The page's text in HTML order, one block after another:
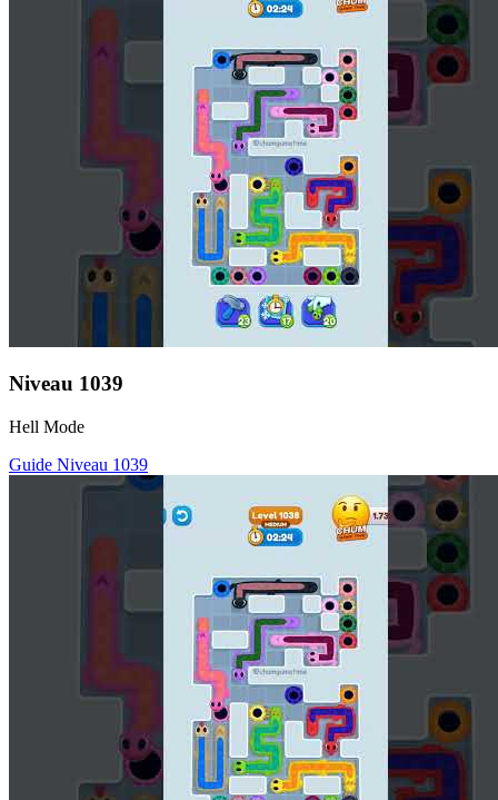
Niveau 1039
Hell Mode
Guide Niveau 1039